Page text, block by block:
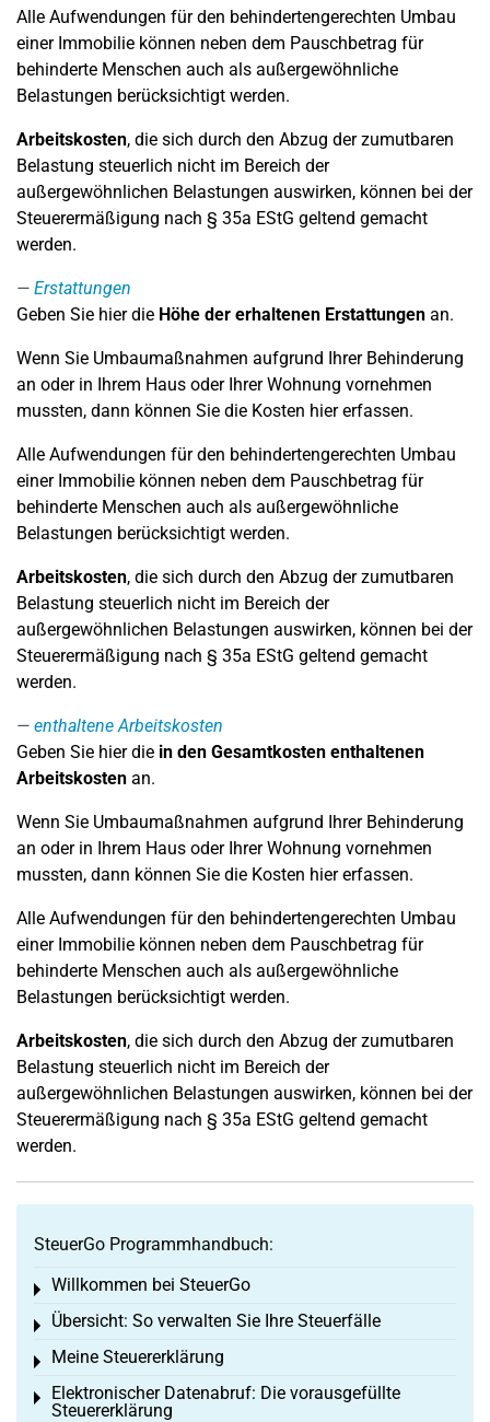
Alle Aufwendungen für den behindertengerechten Umbau
einer Immobilie können neben dem Pauschbetrag für
behinderte Menschen auch als außergewöhnliche
Belastungen berücksichtigt werden.
Arbeitskosten, die sich durch den Abzug der zumutbaren
Belastung steuerlich nicht im Bereich der
außergewöhnlichen Belastungen auswirken, können bei der
Steuerermäßigung nach § 35a EStG geltend gemacht
werden.
Erstattungen
Geben Sie hier die Höhe der erhaltenen Erstattungen an.
Wenn Sie Umbaumaßnahmen aufgrund Ihrer Behinderung
an oder in Ihrem Haus oder Ihrer Wohnung vornehmen
mussten, dann können Sie die Kosten hier erfassen.
Alle Aufwendungen für den behindertengerechten Umbau
einer Immobilie können neben dem Pauschbetrag für
behinderte Menschen auch als außergewöhnliche
Belastungen berücksichtigt werden.
Arbeitskosten, die sich durch den Abzug der zumutbaren
Belastung steuerlich nicht im Bereich der
außergewöhnlichen Belastungen auswirken, können bei der
Steuerermäßigung nach § 35a EStG geltend gemacht
werden.
enthaltene Arbeitskosten
Geben Sie hier die in den Gesamtkosten enthaltenen
Arbeitskosten an.
Wenn Sie Umbaumaßnahmen aufgrund Ihrer Behinderung
an oder in Ihrem Haus oder Ihrer Wohnung vornehmen
mussten, dann können Sie die Kosten hier erfassen.
Alle Aufwendungen für den behindertengerechten Umbau
einer Immobilie können neben dem Pauschbetrag für
behinderte Menschen auch als außergewöhnliche
Belastungen berücksichtigt werden.
Arbeitskosten, die sich durch den Abzug der zumutbaren
Belastung steuerlich nicht im Bereich der
außergewöhnlichen Belastungen auswirken, können bei der
Steuerermäßigung nach § 35a EStG geltend gemacht
werden.
SteuerGo Programmhandbuch:
Willkommen bei SteuerGo
Toggle menu
Übersicht: So verwalten Sie Ihre Steuerfälle
Toggle menu
Meine Steuererklärung
Toggle menu
Elektronischer Datenabruf: Die vorausgefüllte
Steuererklärung
Toggle menu